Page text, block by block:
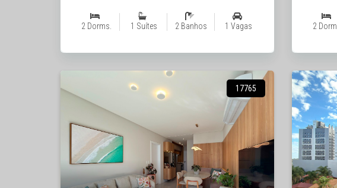
2 Dorms. 1 Suítes 2 Banhos 1 Vagas 2
17765